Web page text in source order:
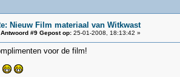
Nieuw Film materiaal van Witkwast
Antwoord #9 Gepost op:25-01-2008, 18:13:42 »
voor de film!